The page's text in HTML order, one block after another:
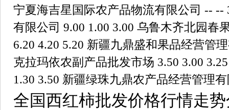
全国西红柿批发价格行情走